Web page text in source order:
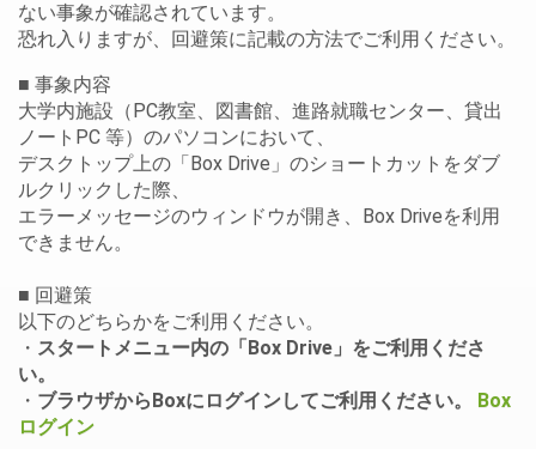
ない事象が確認されています。
恐れ入りますが、回避策に記載の方法でご利用ください。
■ 事象内容
大学内施設（PC教室、図書館、進路就職センター、貸出
ノートPC 等）のパソコンにおいて、
デスクトップ上の「Box Drive」のショートカットをダブ
ルクリックした際、
エラーメッセージのウィンドウが開き、Box Driveを利用
できません。
■ 回避策
以下のどちらかをご利用ください。
・ スタートメニュー内の「Box Drive」をご利用くださ
い。
・ ブラウザからBoxにログインしてご利用ください。
Box
ログイン